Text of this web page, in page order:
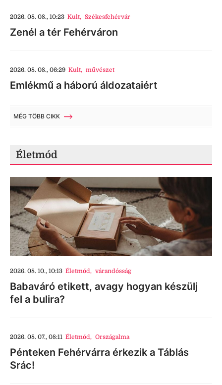
2026. 08. 08., 10:23 Kult, Székesfehérvár
Zenél a tér Fehérváron
2026. 08. 08., 06:29 Kult, művészet
Emlékmű a háború áldozataiért
MÉG TÖBB CIKK
Életmód
2026. 08. 10., 10:13 Életmód, várandósság
Babaváró etikett, avagy hogyan készülj
fel a bulira?
2026. 08. 07., 08:11 Életmód, Országalma
Pénteken Fehérvárra érkezik a Táblás
Srác!